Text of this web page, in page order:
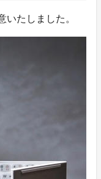
いたしました。